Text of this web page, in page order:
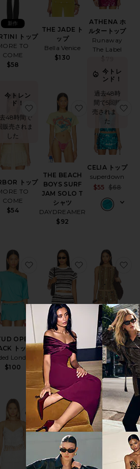
トップ
TO
COME
$58
新作
THE JADE ト
ップ
Bella Venice
$130
ATHENA ホ
ルタートップ
Runaway
The Label
$79
に入りLILANI トップ
今トレン
ド！
48時間で
販売されま
した
トップ
TO
COME
$54
お気に入りHARBOR トップ
THE BEACH
BOYS SURF
JAM SOLO T
シャツ
DAYDREAMER
$92
今トレ
ンド！
過去48時
間で5回販
売されまし
た
CELIA トップ
superdown
$55 $68
お気に入りJIJI APPLIQUE キャミソール
OPEN
トップ
London
$100
CAICOS トップ
LSPACE
$110
サステナブル
お気に入り
STRIPE
MIRROR
TRIM トップ
Jaded
London
$135
ベストセラー
に入りSTRAPPY HALTER トップ
お気に入りANNEMARIE トッ
お気に入り